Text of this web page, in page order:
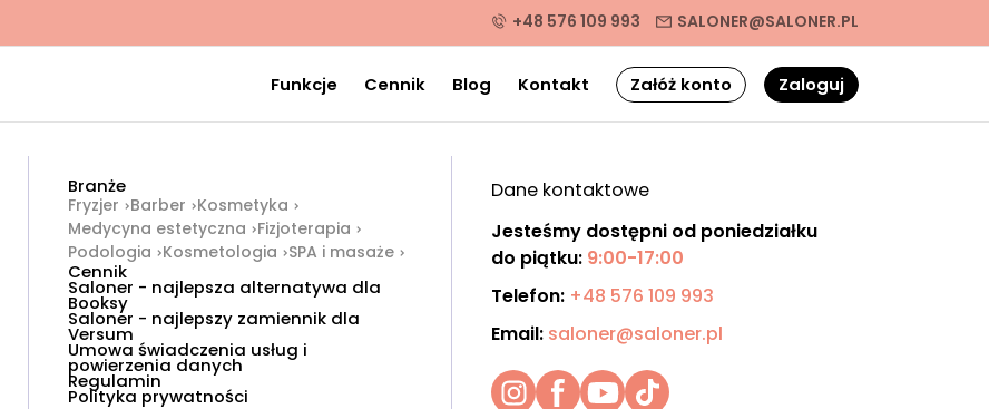
+48 576 109 993 SALONER@SALONER.PL
Funkcje Cennik Blog Kontakt Załóż konto Zaloguj
Branże
Fryzjer Barber Kosmetyka
Medycyna estetyczna Fizjoterapia
Podologia Kosmetologia SPA i masaże
Cennik
Saloner - najlepsza alternatywa dla
Booksy
Saloner - najlepszy zamiennik dla
Versum
Umowa świadczenia usług i
powierzenia danych
Regulamin
Polityka prywatności
Dane kontaktowe
Jesteśmy dostępni od poniedziałku
do piątku: 9:00-17:00
Telefon: +48 576 109 993
Email: saloner@saloner.pl